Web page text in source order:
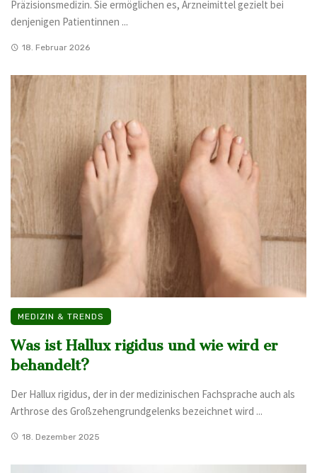
Präzisionsmedizin. Sie ermöglichen es, Arzneimittel gezielt bei
denjenigen Patientinnen ...
18. Februar 2026
MEDIZIN & TRENDS
Was ist Hallux rigidus und wie wird er
behandelt?
Der Hallux rigidus, der in der medizinischen Fachsprache auch als
Arthrose des Großzehengrundgelenks bezeichnet wird ...
18. Dezember 2025